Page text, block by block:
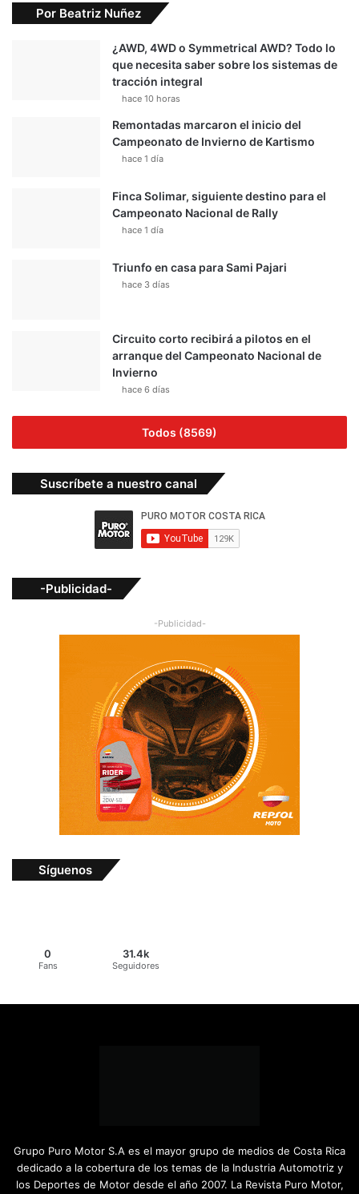
Por Beatriz Nuñez
¿AWD, 4WD o Symmetrical AWD? Todo lo
que necesita saber sobre los sistemas de
tracción integral
hace 10 horas
Remontadas marcaron el inicio del
Campeonato de Invierno de Kartismo
hace 1 día
Finca Solimar, siguiente destino para el
Campeonato Nacional de Rally
hace 1 día
Triunfo en casa para Sami Pajari
hace 3 días
Circuito corto recibirá a pilotos en el
arranque del Campeonato Nacional de
Invierno
hace 6 días
Todos (8569)
Suscríbete a nuestro canal
-Publicidad-
-Publicidad-
Síguenos
0
Fans
31.4k
Seguidores
Grupo Puro Motor S.A es el mayor grupo de medios de Costa Rica
dedicado a la cobertura de los temas de la Industria Automotriz y
los Deportes de Motor desde el año 2007. La Revista Puro Motor,